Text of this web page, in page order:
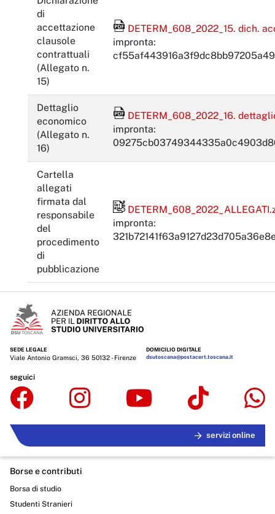
di
accettazione
clausole
contrattuali
(Allegato n.
15)
File Acrobat Reader
DETERM_608_2022_15. dich.
impronta:
Dettaglio
economico
(Allegato n.
16)
File Acrobat Reader
DETERM_608_2022_16.
impronta:
Cartella
allegati
firmata dal
responsabile
del
procedimento
di
pubblicazione
File firmato digitalmente
impronta:
SEDE LEGALE
Viale Antonio Gramsci, 36 50132 - Firenze
DOMICILIO DIGITALE
dsutoscana@postacert.toscana.it
seguici
servizi online
Borse e contributi
Borsa di studio
Studenti Stranieri